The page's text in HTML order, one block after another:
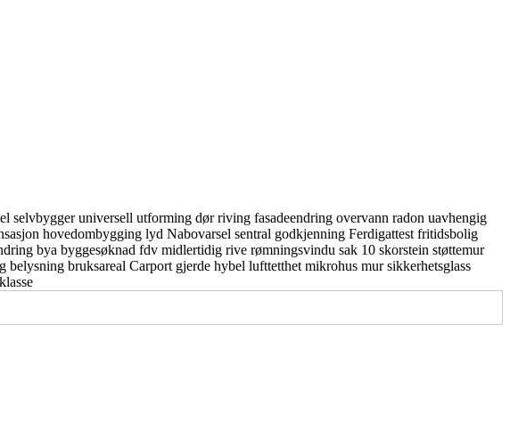
selvbyggeruniversell utforming dørriving fasadeendring overvann radon uavhengig
hovedombygging lyd Nabovarsel sentral godkjenning Ferdigattest fritidsbolig
bya byggesøknad fdv midlertidig rive rømningsvindu sak 10 skorstein støttemur
belysning bruksareal Carport gjerde hybel lufttetthet mikrohus mursikkerhetsglass